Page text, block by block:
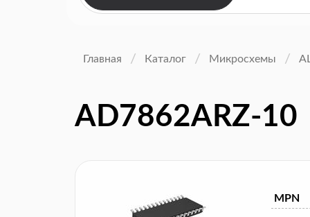
Главная Каталог Микросхемы
AD7862ARZ-10
MPN